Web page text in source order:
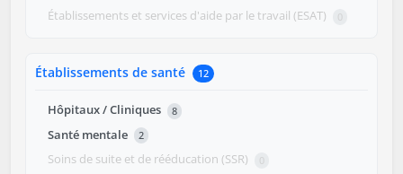
Établissements et services d'aide par le travail (ESAT) 0
Établissements de santé 12
Hôpitaux / Cliniques 8
Santé mentale 2
Soins de suite et de rééducation (SSR) 0